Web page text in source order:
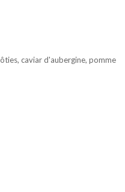
caviar d'aubergine, pomme